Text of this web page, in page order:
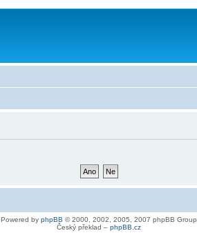
Powered by phpBB © 2000, 2002, 2005, 2007 phpBB Group
Český překlad – phpBB.cz